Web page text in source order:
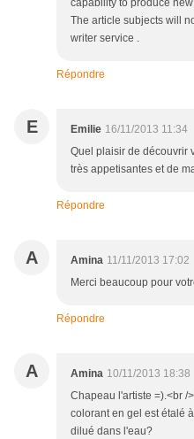
capability to produce
The article subjects will
writer service .
Répondre
E Emilie 16/11/2013 11:34
Quel plaisir de découvrir
très appetisantes et de
Répondre
A Amina 11/11/2013 17:02
Merci beaucoup pour
Répondre
A Amina 10/11/2013 18:38
Chapeau l'artiste =).<br /
colorant en gel est étalé
dilué dans l'eau?